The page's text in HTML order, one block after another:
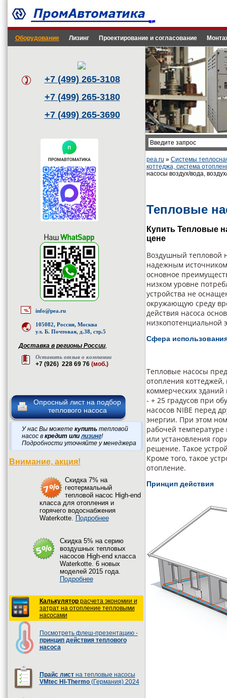
Оборудование Лизинг Проектирование и согласование
+7 (499) 265-3108
+7 (499) 265-3180
+7 (499) 265-3690
info@pea.ru
105082, Россия, Москва
ул. Б. Почтовая, д.38, стр.5
Доставка в регионы России,
Оставить отзыв о компании
+7 (926) 228 69 76 (моб.)
Опросный лист на подбор
теплового насоса
У нас Вы можете купитьтепловой
насос в кредит илилизинг!
Подробности уточняйте у менеджера
Внимание, акция!
Cкидка 7% на
геотермальный
тепловой насос High-end
класса для отопления и
горячего водоснабжения
Waterkotte. Подробнее
Cкидка 5% на серию
воздушных тепловых
насосов High-end класса
Waterkotte. 6 новых
моделей 2015 года.
Подробнее
Калькуляторрасчета экономии и
затрат на отопление тепловыми
насосами
Посмотреть флеш-презентацию -
принцип действия теплового
насоса
Прайс лист на тепловые насосы
VMtec HI-Thermo (Германия) 2024
pea.ru » Системы
коттеджа, система
насосы воздух/вода,
Тепловые
Купить Тепловые
цене
Воздушный тепловой
надежным
основное
низком уровне
устройства не
окружающую среду
действия насоса
низкопотенциальной
Сфера
Тепловые насосы
отопления
коммерческих
- + 25 градусов при
насосов NIBE перед
энергии. При этом
рабочей температуре
или установления
решение. Такое
Кроме того, такое
отопление.
Принцип действия